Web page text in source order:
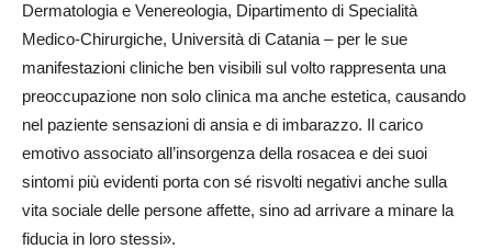
Dermatologia e Venereologia, Dipartimento di Specialità
Medico-Chirurgiche, Università di Catania – per le sue
manifestazioni cliniche ben visibili sul volto rappresenta una
preoccupazione non solo clinica ma anche estetica, causando
nel paziente sensazioni di ansia e di imbarazzo. Il carico
emotivo associato all’insorgenza della rosacea e dei suoi
sintomi più evidenti porta con sé risvolti negativi anche sulla
vita sociale delle persone affette, sino ad arrivare a minare la
fiducia in loro stessi».